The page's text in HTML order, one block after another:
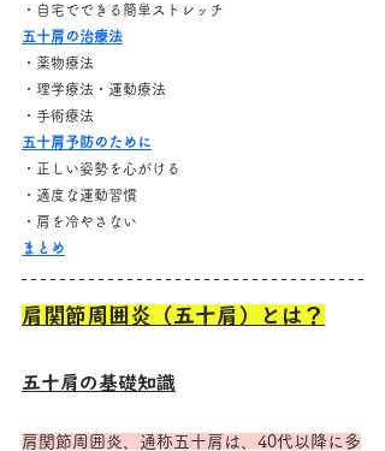
・自宅でできる簡単ストレッチ
五十肩の治療法
・薬物療法
・理学療法・運動療法
・手術療法
五十肩予防のために
・正しい姿勢を心がける
・適度な運動習慣
・肩を冷やさない
まとめ
肩関節周囲炎（五十肩）とは？
五十肩の基礎知識
肩関節周囲炎、通称五十肩は、40代以降に多